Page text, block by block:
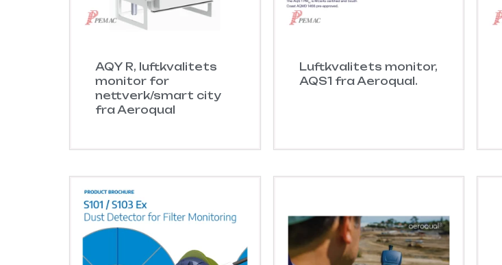
AQY R, luftkvalitets
monitor for
nettverk/smart city
fra Aeroqual
Luftkvalitets monitor,
AQS1 fra Aeroqual.